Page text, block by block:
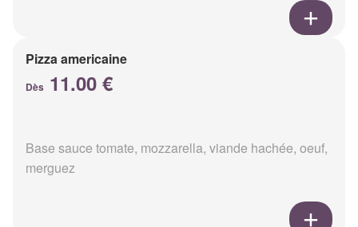
Pizza americaine
Dès 11.00 €
Base sauce tomate, mozzarella, viande hachée, oeuf,
merguez